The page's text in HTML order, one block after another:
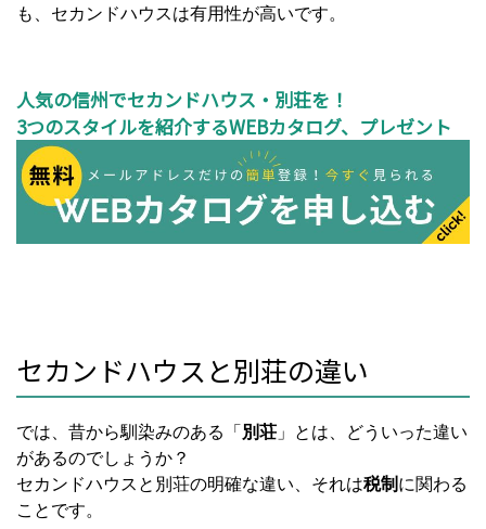
も、セカンドハウスは有用性が高いです。
人気の信州でセカンドハウス・別荘を！
3つのスタイルを紹介するWEBカタログ、プレゼント
セカンドハウスと別荘の違い
では、昔から馴染みのある「 別荘 」とは、どういった違い
があるのでしょうか？
セカンドハウスと別荘の明確な違い、それは税制 に関わる
ことです。